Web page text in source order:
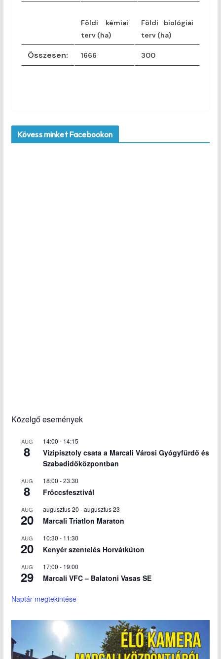
Földi kémiai
terv (ha)
Földi biológiai
terv (ha)
Összesen: 1666 300
Kövess minket Facebookon
Közelgő események
AUG
8
14:00 - 14:15
Vizipisztoly csata a Marcali Városi Gyógyfürdő és
Szabadidőközpontban
AUG
8
18:00 -23:30
Fröccsfesztivál
AUG
20
augusztus 20 -augusztus 23
Marcali Triatlon Maraton
AUG
20
10:30 - 11:30
Kenyér szentelés Horvátkúton
AUG
29
17:00 - 19:00
Marcali VFC – Balatoni Vasas SE
Naptár megtekintése